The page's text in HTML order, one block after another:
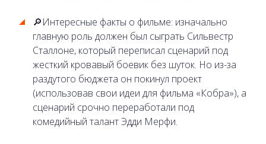
🔎Интересные факты о фильме: изначально
главную роль должен был сыграть Сильвестр
Сталлоне, который переписал сценарий под
жесткий кровавый боевик без шуток. Но из-за
раздутого бюджета он покинул проект
(использовав свои идеи для фильма «Кобра»), а
сценарий срочно переработали под
комедийный талант Эдди Мерфи.